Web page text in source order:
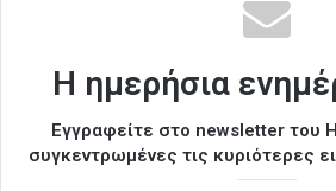
Η ημερήσια
Εγγραφείτε στο newsletter του
συγκεντρωμένες τις κυριότερες